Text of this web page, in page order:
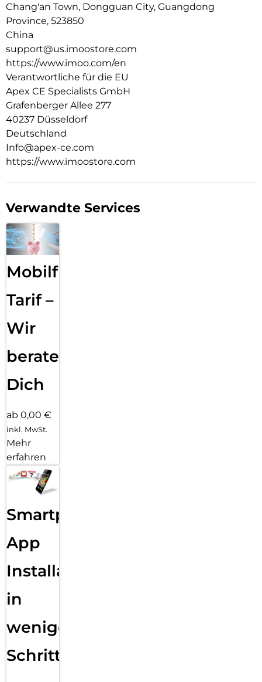
Mehrsprachige Unterstutzung: Verfugbar in Englisch,
Deutsch, Polnisch, Spanisch und Chinesisch.
Chang'an Town, Dongguan City, Guangdong
Province, 523850
China
support@us.imoostore.com
https://www.imoo.com/en
Verantwortliche für die EU
Apex CE Specialists GmbH
Grafenberger Allee 277
40237 Düsseldorf
Deutschland
Info@apex-ce.com
https://www.imoostore.com
Verwandte Services
Mobilfunk
Tarif –
Wir
beraten
Dich
ab 0,00 €
inkl. MwSt.
Mehr
erfahren
Smartphone
App
Installation
in
wenigen
Schritten